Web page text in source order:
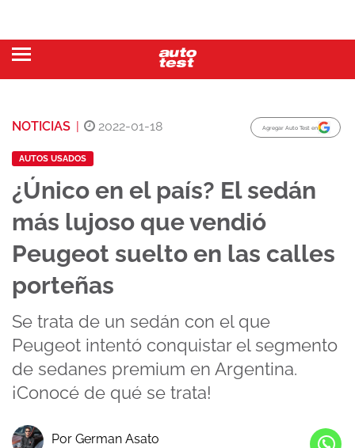
NOTICIAS | 2022-01-18 Agregar Auto Test en
AUTOS USADOS
¿Único en el país? El sedán
más lujoso que vendió
Peugeot suelto en las calles
porteñas
Se trata de un sedán con el que
Peugeot intentó conquistar el segmento
de sedanes premium en Argentina.
¡Conocé de qué se trata!
Por German Asato